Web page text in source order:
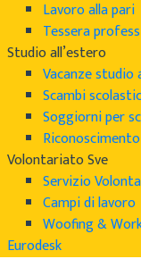
Lavoro alla pari
Tessera
Studio all’estero
Vacanze studio
Scambi
Soggiorni per
Volontariato Sve
Servizio
Campi di lavoro
Woofing &
Eurodesk